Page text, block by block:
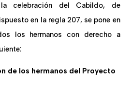
celebración del Cabildo, de
en la regla 207, se pone en
los hermanos con derecho a
de los hermanos del Proyecto